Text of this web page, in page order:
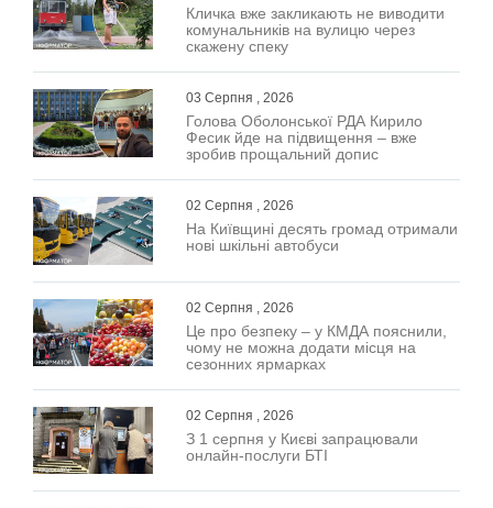
Кличка вже закликають не виводити
комунальників на вулицю через
скажену спеку
03 Серпня , 2026
Голова Оболонської РДА Кирило
Фесик йде на підвищення – вже
зробив прощальний допис
02 Серпня , 2026
На Київщині десять громад отримали
нові шкільні автобуси
02 Серпня , 2026
Це про безпеку – у КМДА пояснили,
чому не можна додати місця на
сезонних ярмарках
02 Серпня , 2026
З 1 серпня у Києві запрацювали
онлайн-послуги БТІ